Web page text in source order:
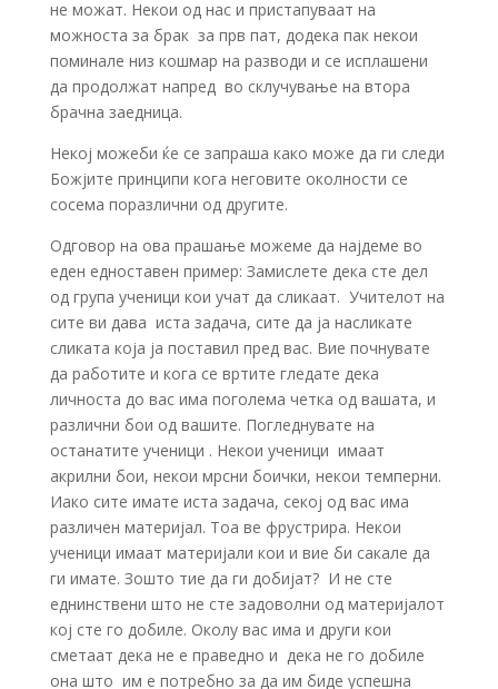
не можат. Некои од нас и пристапуваат на
можноста за брак за прв пат, додека пак некои
поминале низ кошмар на разводи и се исплашени
да продолжат напред во склучување на втора
брачна заедница.
Некој можеби ќе се запраша како може да ги следи
Божјите принципи кога неговите околности се
сосема поразлични од другите.
Одговор на ова прашање можеме да најдеме во
еден едноставен пример: Замислете дека сте дел
од група ученици кои учат да сликаат. Учителот на
сите ви дава иста задача, сите да ја насликате
сликата која ја поставил пред вас. Вие почнувате
да работите и кога се вртите гледате дека
личноста до вас има поголема четка од вашата, и
различни бои од вашите. Погледнувате на
останатите ученици . Некои ученици имаат
акрилни бои, некои мрсни боички, некои темперни.
Иако сите имате иста задача, секој од вас има
различен материјал. Тоа ве фрустрира. Некои
ученици имаат материјали кои и вие би сакале да
ги имате. Зошто тие да ги добијат? И не сте
еднинствени што не сте задоволни од материјалот
кој сте го добиле. Околу вас има и други кои
сметаат дека не е праведно и дека не го добиле
она што им е потребно за да им биде успешна